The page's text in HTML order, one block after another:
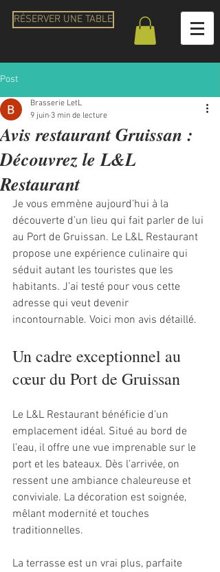
RÉSERVER UNE TABLE
Post
Avis restaurant Gruissan :
Découvrez le L&L
Restaurant
Brasserie LetL
9 juin 3 min de lecture
Je vous emmène aujourd’hui à la
découverte d’un lieu qui fait parler de lui
au Port de Gruissan. Le L&L Restaurant
propose une expérience culinaire qui
séduit autant les touristes que les
habitants. J’ai testé pour vous cette
adresse qui veut devenir
incontournable. Voici mon avis détaillé.
Un cadre exceptionnel au
cœur du Port de Gruissan
Le L&L Restaurant bénéficie d’un
emplacement idéal. Situé au bord de
l’eau, il offre une vue imprenable sur le
port et les bateaux. Dès l’arrivée, on
ressent une ambiance chaleureuse et
conviviale. La décoration est soignée,
mêlant modernité et touches
traditionnelles.
La terrasse est un vrai plus, parfaite